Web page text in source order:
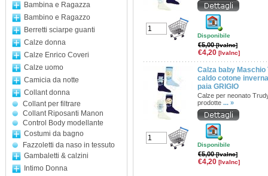
Bambina e Ragazza
Bambino e Ragazzo
Berretti sciarpe guanti
Calze donna
Calze Enrico Coveri
Calze uomo
Camicia da notte
Collant donna
Collant per filtrare
Collant Riposanti Manon
Control Body modellante
Costumi da bagno
Fazzoletti da naso in tessuto
Gambaletti & calzini
Intimo Donna
Disponibile
€5,00[IvaInc]
€4,20 [IvaInc]
Calza baby Maschio
caldo cotone
paia GRIGIO
Calze per neonato
prodotte ... »
Disponibile
€5,00[IvaInc]
€4,20 [IvaInc]